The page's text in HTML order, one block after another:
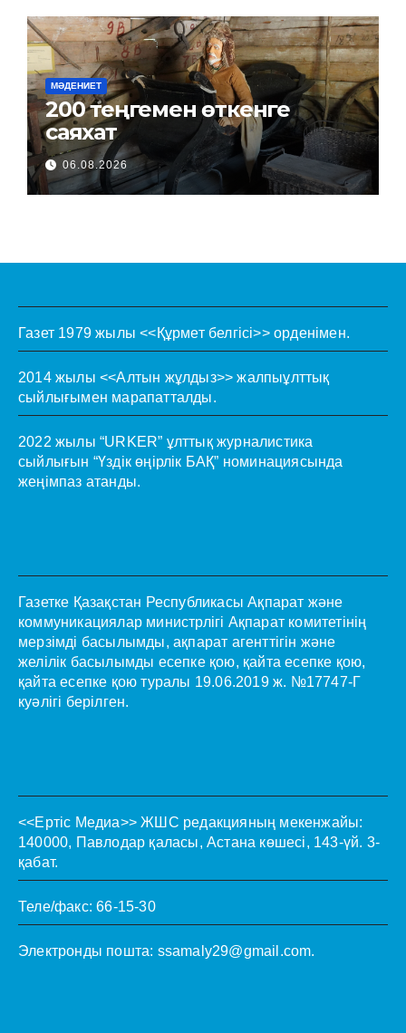
МӘДЕНИЕТ
200 теңгемен өткенге
саяхат
06.08.2026
Газет 1979 жылы <<Құрмет белгісі>> орденімен.
2014 жылы <<Алтын жұлдыз>> жалпыұлттық
сыйлығымен марапатталды.
2022 жылы “URKER” ұлттық журналистика
сыйлығын “Үздік өңірлік БАҚ” номинациясында
жеңімпаз атанды.
Газетке Қазақстан Республикасы Ақпарат және
коммуникациялар министрлігі Ақпарат комитетінің
мерзімді басылымды, ақпарат агенттігін және
желілік басылымды есепке қою, қайта есепке қою,
қайта есепке қою туралы 19.06.2019 ж. №17747-Г
куәлігі берілген.
<<Ертіс Медиа>> ЖШС редакцияның мекенжайы:
140000, Павлодар қаласы, Астана көшесі, 143-үй. 3-
қабат.
Теле/факс: 66-15-30
Электронды пошта: ssamaly29@gmail.com.